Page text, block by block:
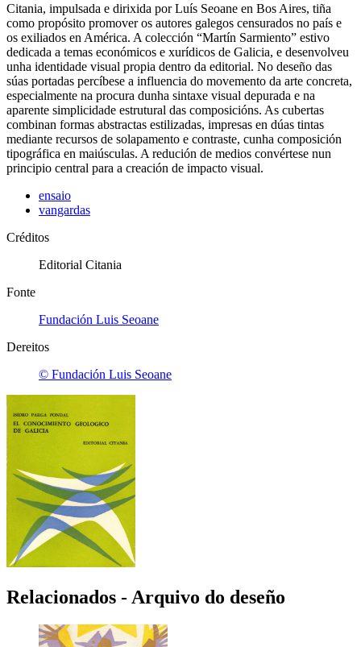
Citania, impulsada e dirixida por Luís Seoane en Bos Aires, tiña
como propósito promover os autores galegos censurados no país e
os exiliados en América. A colección “Martín Sarmiento” estivo
dedicada a temas económicos e xurídicos de Galicia, e desenvolveu
unha identidade visual propia dentro da editorial. No deseño das
súas portadas percíbese a influencia do movemento da arte concreta,
especialmente na procura dunha sintaxe visual depurada e na
aparente simplicidade estrutural das composicións. As cubertas
combinan formas abstractas estilizadas, impresas en dúas tintas
mediante recursos de solapamento e contraste, cunha composición
tipográfica en maiúsculas. A redución de medios convértese nun
principio central para a creación de impacto visual.
ensaio
vangardas
Créditos
Editorial Citania
Fonte
Fundación Luis Seoane
Dereitos
© Fundación Luis Seoane
Relacionados - Arquivo do deseño